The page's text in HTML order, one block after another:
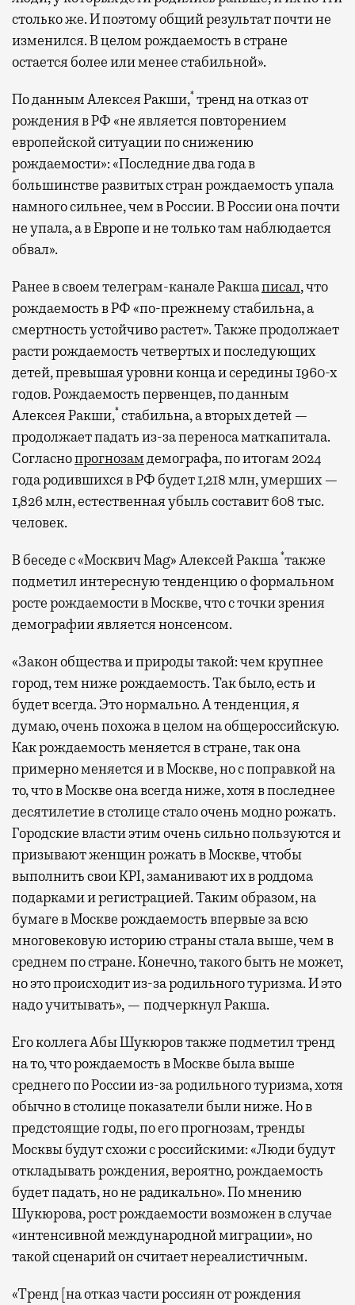
столько же. И поэтому общий результат почти не
изменился. В целом рождаемость в стране
остается более или менее стабильной».
По данным Алексея Ракши,*тренд на отказ от
рождения в РФ «не является повторением
европейской ситуации по снижению
рождаемости»: «Последние два года в
большинстве развитых стран рождаемость упала
намного сильнее, чем в России. В России она почти
не упала, а в Европе и не только там наблюдается
обвал».
Ранее в своем телеграм-канале Ракшаписал, что
рождаемость в РФ «по-прежнему стабильна, а
смертность устойчиво растет». Также продолжает
расти рождаемость четвертых и последующих
детей, превышая уровни конца и середины 1960-х
годов. Рождаемость первенцев, по данным
Алексея Ракши,*стабильна, а вторых детей —
продолжает падать из-за переноса маткапитала.
Согласнопрогнозамдемографа, по итогам 2024
года родившихся в РФ будет 1,218 млн, умерших —
1,826 млн, естественная убыль составит 608 тыс.
человек.
В беседе с «Москвич Mag» Алексей Ракша*также
подметил интересную тенденцию о формальном
росте рождаемости в Москве, что с точки зрения
демографии является нонсенсом.
«Закон общества и природы такой: чем крупнее
город, тем ниже рождаемость. Так было, есть и
будет всегда. Это нормально. А тенденция, я
думаю, очень похожа в целом на общероссийскую.
Как рождаемость меняется в стране, так она
примерно меняется и в Москве, но с поправкой на
то, что в Москве она всегда ниже, хотя в последнее
десятилетие в столице стало очень модно рожать.
Городские власти этим очень сильно пользуются и
призывают женщин рожать в Москве, чтобы
выполнить свои KPI, заманивают их в роддома
подарками и регистрацией. Таким образом, на
бумаге в Москве рождаемость впервые за всю
многовековую историю страны стала выше, чем в
среднем по стране. Конечно, такого быть не может,
но это происходит из-за родильного туризма. И это
надо учитывать», — подчеркнул Ракша.
Его коллега Абы Шукюров также подметил тренд
на то, что рождаемость в Москве была выше
среднего по России из-за родильного туризма, хотя
обычно в столице показатели были ниже. Но в
предстоящие годы, по его прогнозам, тренды
Москвы будут схожи с российскими: «Люди будут
откладывать рождения, вероятно, рождаемость
будет падать, но не радикально». По мнению
Шукюрова, рост рождаемости возможен в случае
«интенсивной международной миграции», но
такой сценарий он считает нереалистичным.
«Тренд [на отказ части россиян от рождения